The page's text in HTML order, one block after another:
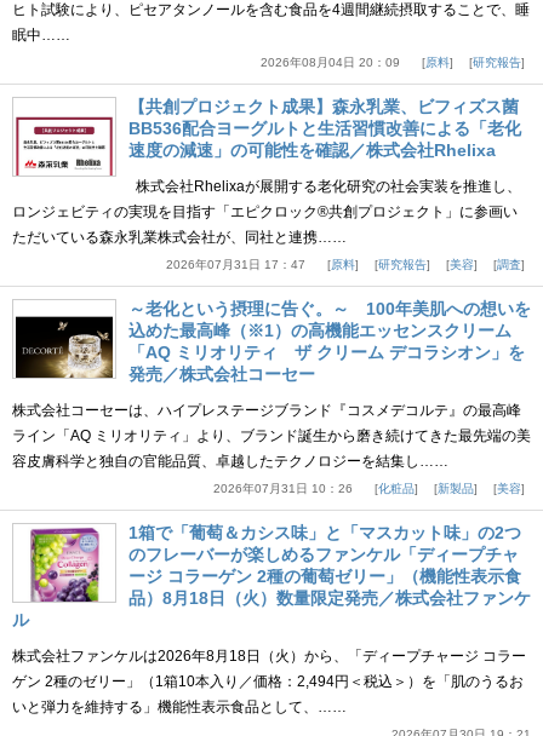
ヒト試験により、ピセアタンノールを含む食品を4週間継続摂取することで、睡
眠中……
2026年08月04日 20：09 原料 研究報告
【共創プロジェクト成果】森永乳業、ビフィズス菌
BB536配合ヨーグルトと生活習慣改善による「老化
速度の減速」の可能性を確認／株式会社Rhelixa
株式会社Rhelixaが展開する老化研究の社会実装を推進し、
ロンジェビティの実現を目指す「エピクロック®共創プロジェクト」に参画い
ただいている森永乳業株式会社が、同社と連携……
2026年07月31日 17：47 原料 研究報告 美容 調査
～老化という摂理に告ぐ。～ 100年美肌への想いを
込めた最高峰（※1）の高機能エッセンスクリーム
「AQ ミリオリティ ザ クリーム デコラシオン」を
発売／株式会社コーセー
株式会社コーセーは、ハイプレステージブランド『コスメデコルテ』の最高峰
ライン「AQ ミリオリティ」より、ブランド誕生から磨き続けてきた最先端の美
容皮膚科学と独自の官能品質、卓越したテクノロジーを結集し……
2026年07月31日 10：26 化粧品 新製品 美容
1箱で「葡萄＆カシス味」と「マスカット味」の2つ
のフレーバーが楽しめるファンケル「ディープチャ
ージ コラーゲン 2種の葡萄ゼリー」（機能性表示食
品）8月18日（火）数量限定発売／株式会社ファンケ
ル
株式会社ファンケルは2026年8月18日（火）から、「ディープチャージ コラー
ゲン 2種のゼリー」（1箱10本入り／価格：2,494円＜税込＞）を「肌のうるお
いと弾力を維持する」機能性表示食品として、……